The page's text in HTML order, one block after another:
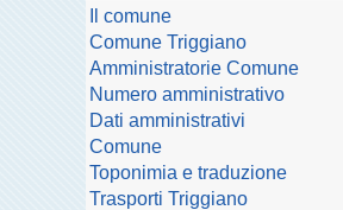
Il comune
Comune Triggiano
Amministratorie Comune
Numero amministrativo
Dati amministrativi
Comune
Toponimia e traduzione
Trasporti Triggiano